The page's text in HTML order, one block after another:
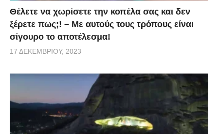
Θέλετε να χωρίσετε την κοπέλα σας και δεν
ξέρετε πως;! – Με αυτούς τους τρόπους είναι
σίγουρο το αποτέλεσμα!
17 ΔΕΚΕΜΒΡΊΟΥ, 2023